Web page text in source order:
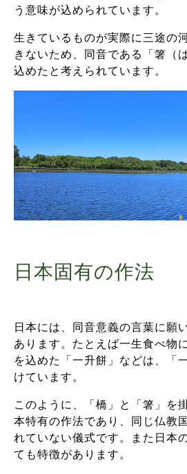
う意味が込められています。
生きているものが実際に三途の
きないため、同音である「箸（
込めたと考えられています。
日本固有の作法
日本には、同音意義の言葉に願
あります。たとえば一生食べ物
を込めた「一升餅」などは、「
けています。
このように、「橋」と「箸」を
本特有の作法であり、同じ仏教
れていない儀式です。また日本
ても特徴があります。